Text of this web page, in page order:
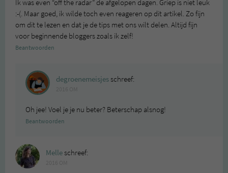
Ik was even “off the radar” de afgelopen dagen. Griep is niet leuk
:-(. Maar goed, ik wilde toch even reageren op dit artikel. Zo fijn
om dit te lezen en dat je de tips met ons wilt delen. Altijd fijn
voor beginnende bloggers zoals ik zelf!
Beantwoorden
degroenemeisjesschreef:
Oh jee! Voel je je nu beter? Beterschap alsnog!
Beantwoorden
Melleschreef: